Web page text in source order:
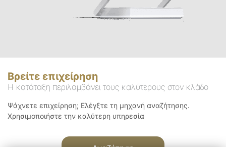
Βρείτε επιχείρηση
Η κατάταξη περιλαμβάνει τους καλύτερους στον κλάδο
Ψάχνετε επιχείρηση; Ελέγξτε τη μηχανή αναζήτησης.
Χρησιμοποιήστε την καλύτερη υπηρεσία